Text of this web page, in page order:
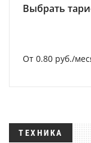
Выбрать
От 0.80 руб./
ТЕХНИКА